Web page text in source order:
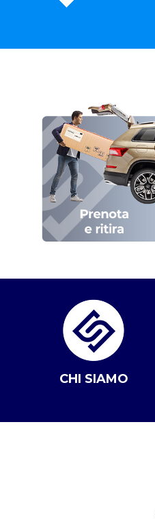
CHI SIAMO